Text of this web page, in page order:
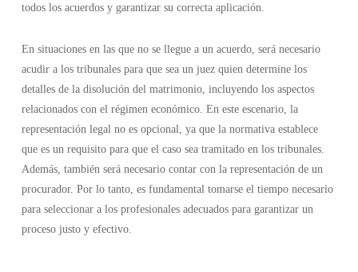
todos los acuerdos y garantizar su correcta aplicación.
En situaciones en las que no se llegue a un acuerdo, será necesario
acudir a los tribunales para que sea un juez quien determine los
detalles de la disolución del matrimonio, incluyendo los aspectos
relacionados con el régimen económico. En este escenario, la
representación legal no es opcional, ya que la normativa establece
que es un requisito para que el caso sea tramitado en los tribunales.
Además, también será necesario contar con la representación de un
procurador. Por lo tanto, es fundamental tomarse el tiempo necesario
para seleccionar a los profesionales adecuados para garantizar un
proceso justo y efectivo.